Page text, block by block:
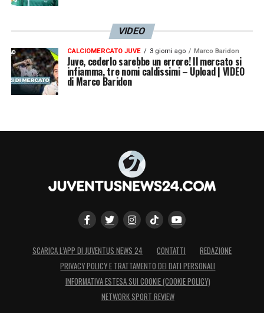
VIDEO
CALCIOMERCATO JUVE 3 giorni ago Marco Baridon
Juve, cederlo sarebbe un errore! Il mercato si
infiamma, tre nomi caldissimi – Upload | VIDEO
di Marco Baridon
SCARICA L’APP DI JUVENTUS NEWS 24 CONTATTI
REDAZIONE
PRIVACY POLICY E TRATTAMENTO DEI DATI PERSONALI
INFORMATIVA ESTESA SUI COOKIE (COOKIE POLICY)
NETWORK SPORT REVIEW